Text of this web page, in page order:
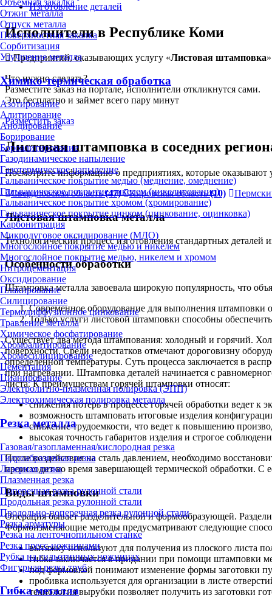
Отжиг металла
Отпуск металла
Поверхностная закалка
Сорбитизация
Улучшение металла
Химико-термическая обработка
Азотирование
Алитирование
Анодирование
Борирование
Бороалитирование
Газодинамическое напыление
Газотермическое напыление
Гальваническое покрытие медью (меднение, омеднение)
Гальваническое покрытие никелем (никелирование)
Гальваническое покрытие хромом (хромирование)
Гальваническое покрытие цинком (цинкование, оцинковка)
Карбонитрация
Микродуговое оксидирование (МДО)
Многослойное покрытие медью и никелем
Многослойное покрытие медью, никелем и хромом
Нитроцементация
Оксидирование
Плакирование
Силицирование
Термодиффузионное цинкование
Травление металла
Химическое фосфатирование
Хромоалитирование
Хромосилицирование
Цементация
Цианирование
Электролитно-плазменная полировка (ЭПП)
Электрохимическая полировка металла
Резка металла
Газовая/газопламенная/кислородная резка
Гидроабразивная резка
Лазерная резка
Плазменная резка
Поперечная резка рулонной стали
Продольная резка рулонной стали
Продольно-поперечная резка рулонной стали
Резка арматуры
Резка на ленточнопильном станке
Резка пресс-ножницами
Рубка на гильотинных ножницах
Фигурная резка труб
Гибка металла
Изготовление деталей
Исполнители в Республике Коми
Предприятий, оказывающих услугу «Листовая штамповка
Что нужно сделать?
Разместите заказ на портале, исполнители откликнутся сами.
Это бесплатно и займет всего пару минут
Разместить заказ
Листовая штамповка в соседних
Посмотрите информацию о предприятиях, которые оказывают
Свердловская область(47) Кировская область(10)
Листовая штамповка металла
Технологический процесс изготовления стандартных
Особенности обработки
Штамповка металла завоевала широкую популярность, что
Современное оборудование для выполнения штамповки
Только услуги листовой штамповки способны
Существует два метода штампования: холодный и горячий.
поверхности. Среди недостатков отмечают дороговизну
определенной температуры. Суть процесса заключается в
при нагревании. Штамповка деталей начинается с
листа. К преимуществам горячей штамповки относят:
снижения потерь в процессе горячей обработки ведет к
возможность штамповать итоговые изделия
снижение трудоемкости, что ведет к повышению
высокая точность габаритов изделия и строгое
После воздействия на сталь давлением, необходимо
происходит во время завершающей термической обработки.
Виды штамповки
Операция бывает разделительной и формообразующей.
Формоизменяющие методы предусматривают следующие
вытяжку используют для получения из плоского листа
гибка заключается в придании при помощи штамповки
под формовкой понимают изменение формы заготовки
пробивка используется для организации в листе
технология вырубки позволяет получить из заготовки